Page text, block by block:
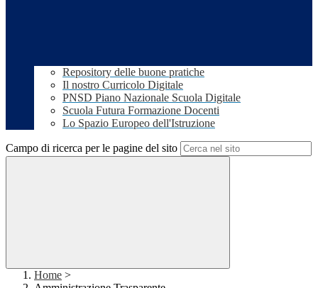
Repository delle buone pratiche
Il nostro Curricolo Digitale
PNSD Piano Nazionale Scuola Digitale
Scuola Futura Formazione Docenti
Lo Spazio Europeo dell'Istruzione
Campo di ricerca per le pagine del sito
Home >